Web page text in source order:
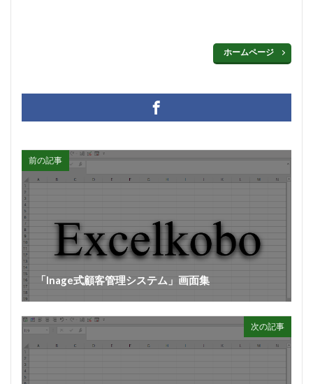
ホームページ
前の記事
「Inage式顧客管理システム」画面集
次の記事